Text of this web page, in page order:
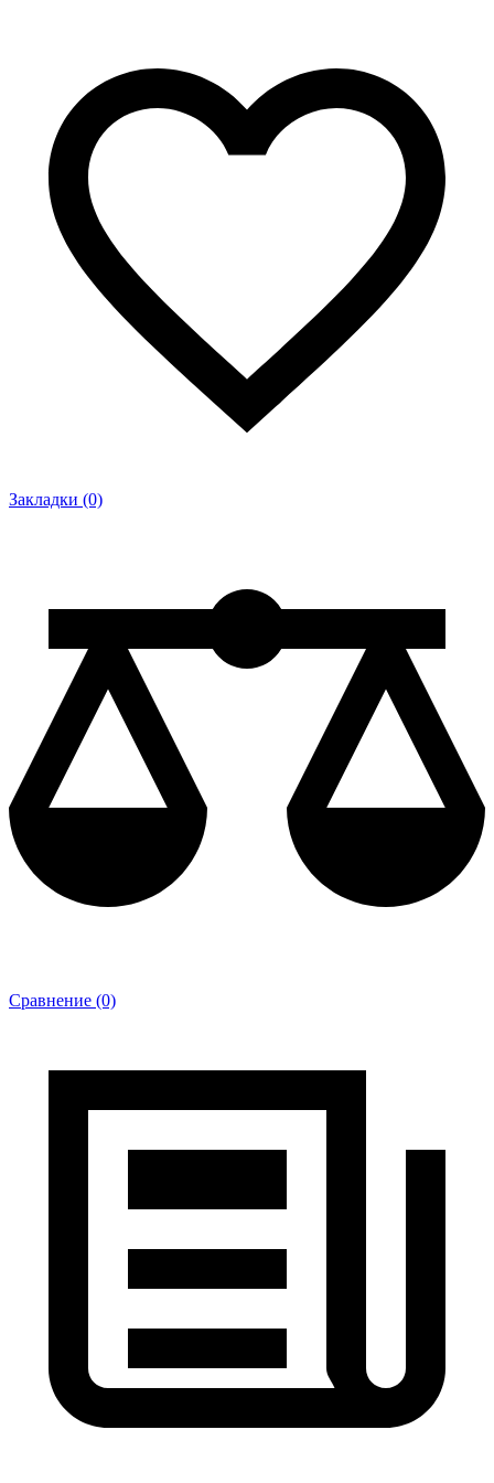
Закладки (0)
Сравнение (0)